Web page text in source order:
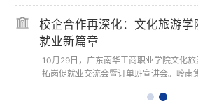
建筑装饰学院走访校友企业广
司
2026年4月29日，建筑装饰学院环境艺术
业广东劳卡家具有限公司走访调研，聚焦
校企合作再深化：文化旅游学
就业新篇章
10月29日，广东南华工商职业学院文化
拓岗促就业交流会暨订单班宣讲会。岭南